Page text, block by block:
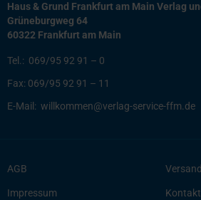
Haus & Grund Frankfurt am Main Verlag
Grüneburgweg 64
60322 Frankfurt am Main
Tel.: 069/95 92 91 – 0
Fax: 069/95 92 91 – 11
E-Mail: willkommen@verlag-service-ffm.de
AGB
Impressum Kontakt